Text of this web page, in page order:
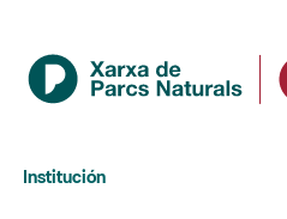
Institución